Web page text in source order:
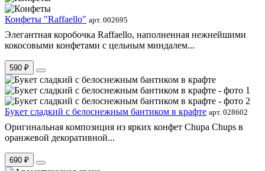
Конфеты "Raffaello" арт. 002695
Элегантная коробочка Raffaello, наполненная нежнейшими
кокосовыми конфетами с цельным миндалем...
590 ₽
Букет сладкий с белоснежным бантиком в крафте арт. 028602
Оригинальная композиция из ярких конфет Chupa Chups в
оранжевой декоративной...
690 ₽